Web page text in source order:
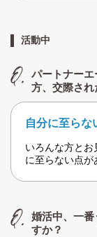
活動中
パートナー
方、交際され
自分に至らな
いろんな方と
に至らない点が
婚活中、一
すか？